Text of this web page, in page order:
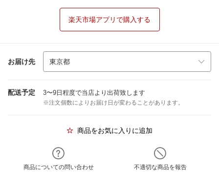
楽天市場アプリで購入する
お届け先
配送予定 3〜9日程度で当店より出荷致します
※注文個数によりお届け日が変わることがあります。
商品をお気に入りに追加
商品についての問い合わせ 不適切な商品を報告